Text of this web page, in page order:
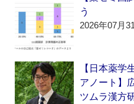
う
2026年07月
【日本薬学
アノート】
ツムラ漢方